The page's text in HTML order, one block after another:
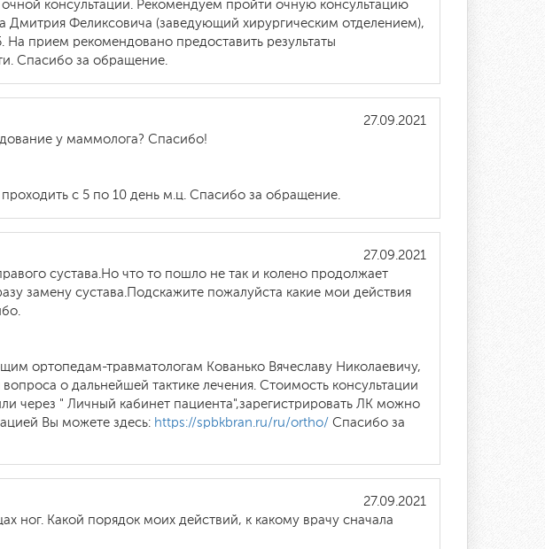
консультации. Рекомендуем пройти очную консультацию
Дмитрия Феликсовича (заведующий хирургическим отделением),
На прием рекомендовано предоставить результаты
Спасибо за обращение.
27.09.2021
у маммолога? Спасибо!
с 5 по 10 день м.ц. Спасибо за обращение.
27.09.2021
сустава.Но что то пошло не так и колено продолжает
замену сустава.Подскажите пожалуйста какие мои действия
ортопедам-травматологам Кованько Вячеславу Николаевичу,
о дальнейшей тактике лечения. Стоимость консультации
через " Личный кабинет пациента",зарегистрировать ЛК можно
Вы можете здесь: https://spbkbran.ru/ru/ortho/ Спасибо за
27.09.2021
ног. Какой порядок моих действий, к какому врачу сначала